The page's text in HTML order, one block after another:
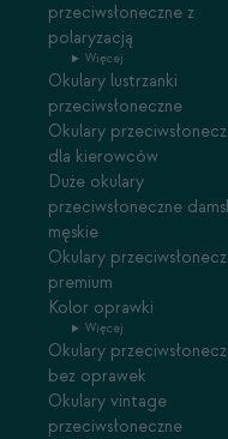
przeciwsłoneczne z
polaryzacją
Więcej
Okulary lustrzanki
przeciwsłoneczne
Okulary
dla kierowców
Duże okulary
przeciwsłoneczne
męskie
Okulary
premium
Kolor oprawki
Więcej
Okulary
bez oprawek
Okulary vintage
przeciwsłoneczne